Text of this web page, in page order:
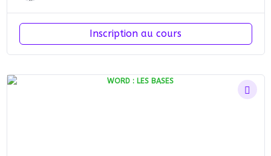
Inscription au cours